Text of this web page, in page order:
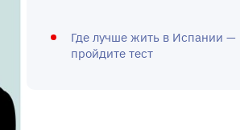
Где лучше жить в Испании —
пройдите тест